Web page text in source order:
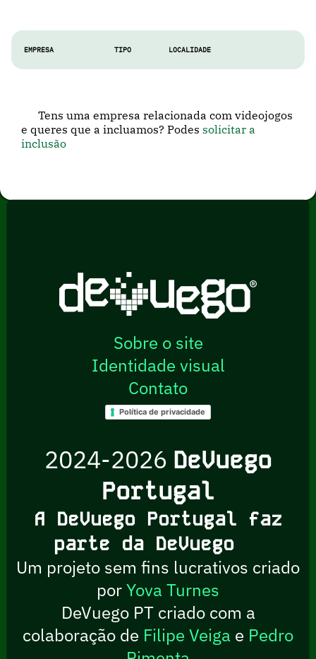
EMPRESA TIPO LOCALIDADE
Tens uma empresa relacionada com videojogos
e queres que a incluamos? Podes solicitar a
inclusão
Sobre o site
Identidade visual
Contato
Política de privacidade
2024-2026 DeVuego
Portugal
A DeVuego Portugal faz
parte da DeVuego
Um projeto sem fins lucrativos criado
porYova Turnes
DeVuego PT criado com a
colaboração de Filipe Veiga e Pedro